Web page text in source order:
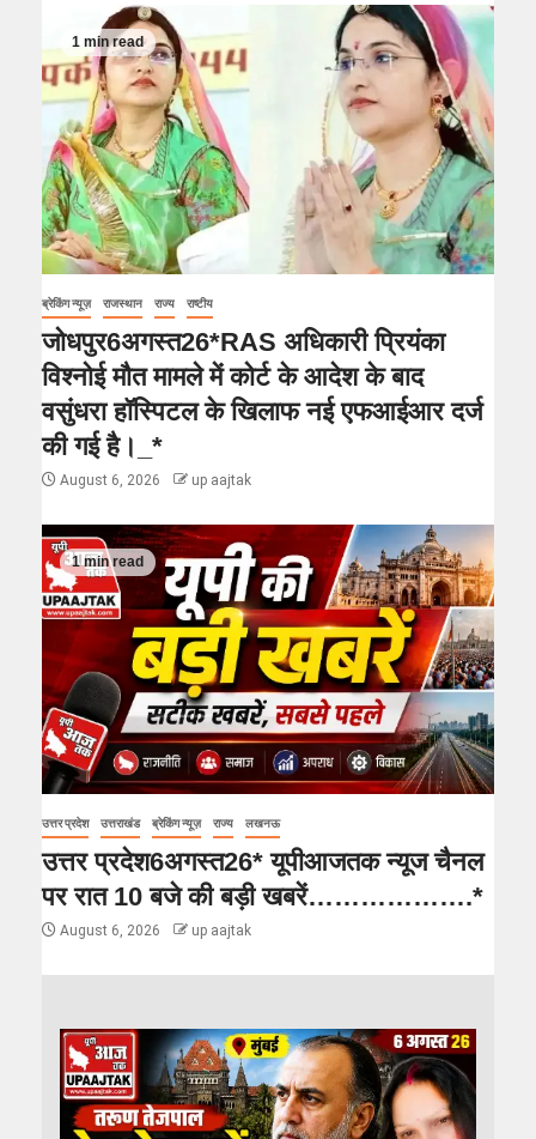
1 min read
ब्रेकिंग न्यूज़ राजस्थान राज्य राष्टीय
जोधपुर6अगस्त26*RAS अधिकारी प्रियंका
विश्नोई मौत मामले में कोर्ट के आदेश के बाद
वसुंधरा हॉस्पिटल के खिलाफ नई एफआईआर दर्ज
की गई है।_*
August 6, 2026 up aajtak
1 min read
उत्तर प्रदेश उत्तराखंड ब्रेकिंग न्यूज़ राज्य लखनऊ
उत्तर प्रदेश6अगस्त26* यूपीआजतक न्यूज चैनल
पर रात 10 बजे की बड़ी खबरें……………….*
August 6, 2026 up aajtak